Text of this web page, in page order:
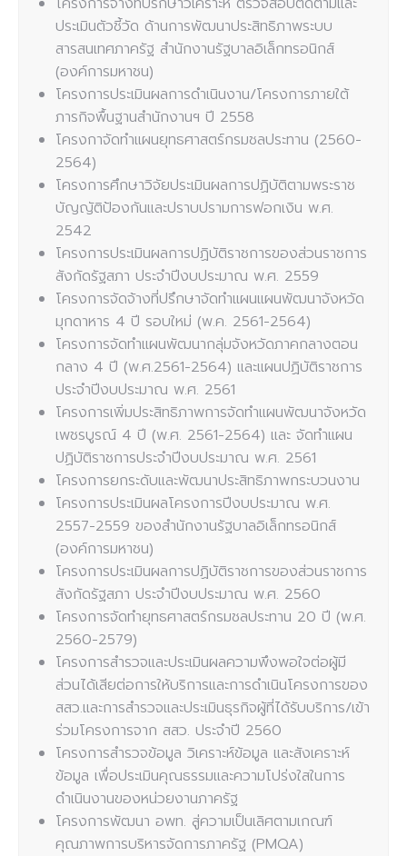
ประเมินตัวชี้วัด ด้านการพัฒนาประสิทธิภาพระบบ
สารสนเทศภาครัฐ สำนักงานรัฐบาลอิเล็กทรอนิกส์
(องค์การมหาชน)
โครงการประเมินผลการดำเนินงาน/โครงการภายใต้
ภารกิจพื้นฐานสำนักงานฯ ปี 2558
โครงกาจัดทำแผนยุทธศาสตร์กรมชลประทาน (2560-
2564)
โครงการศึกษาวิจัยประเมินผลการปฏิบัติตามพระราช
บัญญัติป้องกันและปราบปรามการฟอกเงิน พ.ศ.
2542
โครงการประเมินผลการปฏิบัติราชการของส่วนราชการ
สังกัดรัฐสภา ประจำปีงบประมาณ พ.ศ. 2559
โครงการจัดจ้างที่ปรึกษาจัดทำแผนแผนพัฒนาจังหวัด
มุกดาหาร 4 ปี รอบใหม่ (พ.ค. 2561-2564)
โครงการจัดทำแผนพัฒนากลุ่มจังหวัดภาคกลางตอน
กลาง 4 ปี (พ.ศ.2561-2564) และแผนปฏิบัติราชการ
ประจำปีงบประมาณ พ.ศ. 2561
โครงการเพิ่มประสิทธิภาพการจัดทำแผนพัฒนาจังหวัด
เพชรบูรณ์ 4 ปี (พ.ศ. 2561-2564) และ จัดทำแผน
ปฏิบัติราชการประจำปีงบประมาณ พ.ศ. 2561
โครงการยกระดับและพัฒนาประสิทธิภาพกระบวนงาน
โครงการประเมินผลโครงการปีงบประมาณ พ.ศ.
2557-2559 ของสำนักงานรัฐบาลอิเล็กทรอนิกส์
(องค์การมหาชน)
โครงการประเมินผลการปฏิบัติราชการของส่วนราชการ
สังกัดรัฐสภา ประจำปีงบประมาณ พ.ศ. 2560
โครงการจัดทำยุทธศาสตร์กรมชลประทาน 20 ปี (พ.ศ.
2560-2579)
โครงการสำรวจและประเมินผลความพึงพอใจต่อผู้มี
ส่วนได้เสียต่อการให้บริการและการดำเนินโครงการของ
สสว.และการสำรวจและประเมินธุรกิจผู้ที่ได้รับบริการ/เข้า
ร่วมโครงการจาก สสว. ประจำปี 2560
โครงการสำรวจข้อมูล วิเคราะห์ข้อมูล และสังเคราะห์
ข้อมูล เพื่อประเมินคุณธรรมและความโปร่งใสในการ
ดำเนินงานของหน่วยงานภาครัฐ
โครงการพัฒนา อพท. สู่ความเป็นเลิศตามเกณฑ์
คุณภาพการบริหารจัดการภาครัฐ (PMQA)